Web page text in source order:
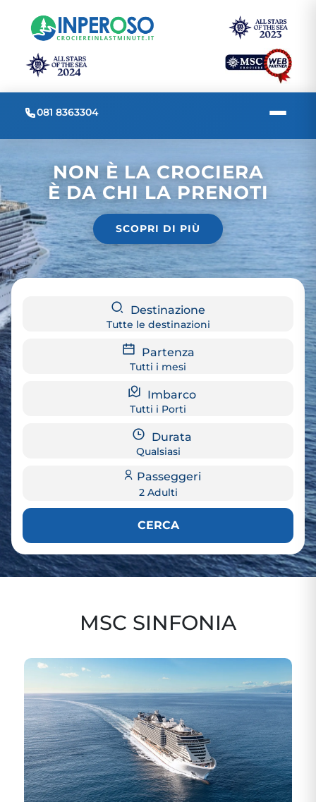
081 8363304
NON È LA CROCIERA
È DA CHI LA PRENOTI
SCOPRI DI PIÙ
Destinazione
Tutte le destinazioni
Partenza
Tutti i mesi
Imbarco
Tutti i Porti
Durata
Qualsiasi
Passeggeri
2 Adulti
CERCA
MSC SINFONIA